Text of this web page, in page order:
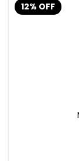
12% OFF